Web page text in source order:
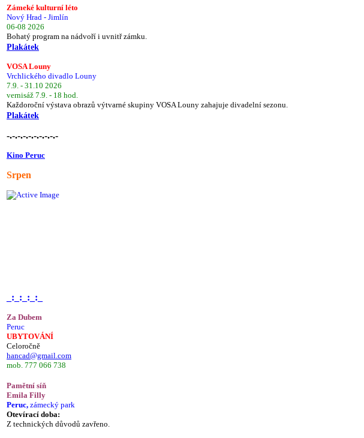
Zámeké kulturní léto
Nový Hrad - Jimlín
06-08 2026
Bohatý program na nádvoří i uvnitř zámku.
Plakátek
VOSA Louny
Vrchlického divadlo Louny
7.9. - 31.10 2026
vernisáž 7.9. - 18 hod.
Každoroční výstava obrazů výtvarné skupiny VOSA Louny zahajuje divadelní sezonu.
Plakátek
-.-.-.-.-.-.-.-.-.-
Kino Peruc
Srpen
_:_:_:_:_
Za Dubem
Peruc
UBYTOVÁNÍ
Celoročně
hancad@gmail.com
mob. 777 066 738
Pamětní síň
Emila Filly
Peruc, zámecký park
Otevírací doba:
Z technických důvodů zavřeno.